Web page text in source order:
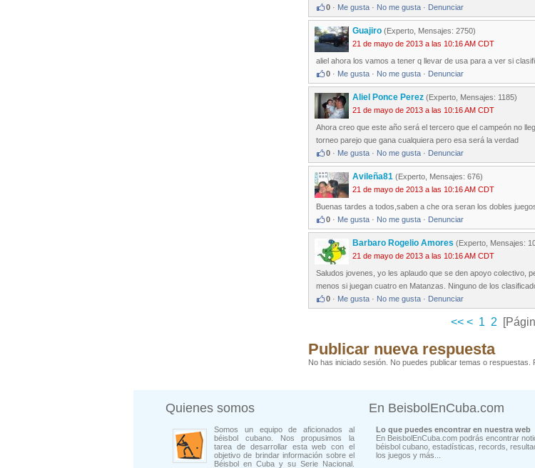
0 · Me gusta · No me gusta · Denunciar
Guajiro (Experto, Mensajes: 2750)
21 de mayo de 2013 a las 10:16 AM CDT
aliel ahora los vamos a tener q llevar de usa para a ver si
0 · Me gusta · No me gusta · Denunciar
Aliel Ponce Perez (Experto, Mensajes: 1185)
21 de mayo de 2013 a las 10:16 AM CDT
Ahora creo que este año será el tercero que el campeón no
torneo parejo que gana cualquiera pero esa será la verdad
0 · Me gusta · No me gusta · Denunciar
Avileña81 (Experto, Mensajes: 676)
21 de mayo de 2013 a las 10:16 AM CDT
Buenas tardes a todos,saben a che ora seran los dobles
0 · Me gusta · No me gusta · Denunciar
Barbaro Rogelio Amores (Experto, Mensajes:
21 de mayo de 2013 a las 10:16 AM CDT
Saludos jovenes, yo les aplaudo que se den apoyo colectivo,
menos si juegan cuatro en Matanzas. Ninguno de los
0 · Me gusta · No me gusta · Denunciar
<< < 1 2
Publicar nueva respuesta
No has iniciado sesión. No puedes publicar temas o respuestas.
Quienes somos
Somos un equipo de aficionados al
béisbol cubano. Nos propusimos la
tarea de desarrollar esta web con el
objetivo de brindar información sobre el
Béisbol en Cuba y su Serie Nacional.
En BeisbolEnCuba.com
Lo que puedes encontrar en nuestra web
En BeisbolEnCuba.com podrás encontrar
béisbol cubano, estadísticas, records,
los juegos y más...